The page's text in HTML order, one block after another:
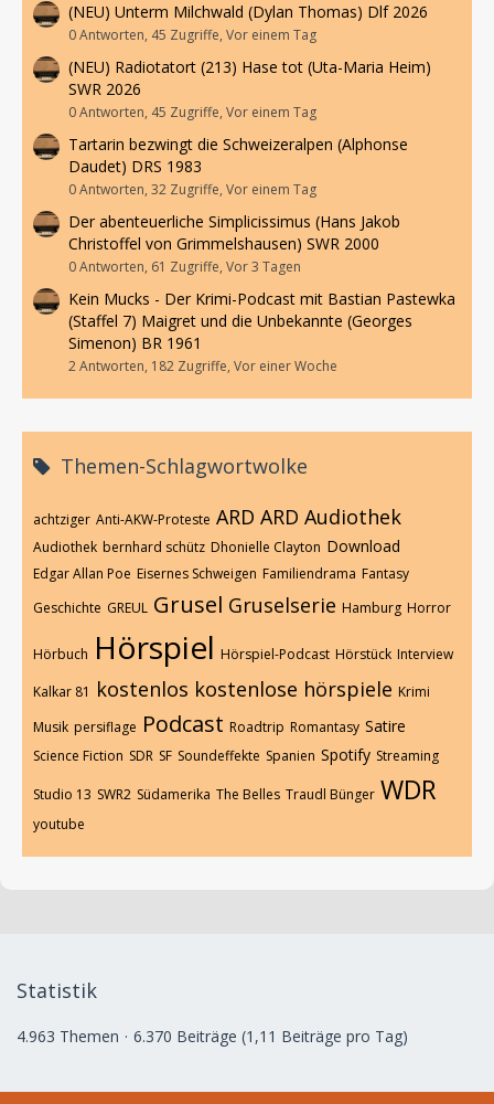
(NEU) Unterm Milchwald (Dylan Thomas) Dlf 2026
0 Antworten, 45 Zugriffe, Vor einem Tag
(NEU) Radiotatort (213) Hase tot (Uta-Maria Heim)
SWR 2026
0 Antworten, 45 Zugriffe, Vor einem Tag
Tartarin bezwingt die Schweizeralpen (Alphonse
Daudet) DRS 1983
0 Antworten, 32 Zugriffe, Vor einem Tag
Der abenteuerliche Simplicissimus (Hans Jakob
Christoffel von Grimmelshausen) SWR 2000
0 Antworten, 61 Zugriffe, Vor 3 Tagen
Kein Mucks - Der Krimi-Podcast mit Bastian Pastewka
(Staffel 7) Maigret und die Unbekannte (Georges
Simenon) BR 1961
2 Antworten, 182 Zugriffe, Vor einer Woche
Themen-Schlagwortwolke
achtziger Anti-AKW-Proteste ARD ARD Audiothek
Audiothek bernhard schütz Dhonielle Clayton Download
Edgar Allan Poe Eisernes Schweigen Familiendrama Fantasy
Geschichte GREUL Grusel Gruselserie Hamburg Horror
Hörbuch Hörspiel Hörspiel-Podcast Hörstück Interview
Kalkar 81 kostenlos kostenlose hörspiele Krimi
Musik persiflage Podcast Roadtrip Romantasy Satire
Science Fiction SDR SF Soundeffekte Spanien Spotify Streaming
Studio 13 SWR2 Südamerika The Belles Traudl Bünger WDR
youtube
Statistik
4.963 Themen 6.370 Beiträge (1,11 Beiträge pro Tag)